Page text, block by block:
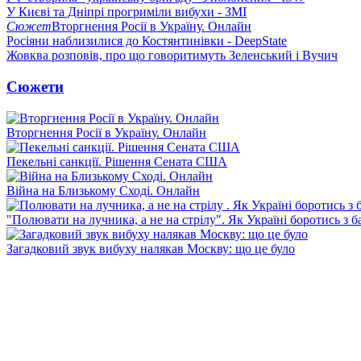
У Києві та Дніпрі прогриміли вибухи - ЗМІ
СюжетВторгнення Росії в Україну. Онлайн
Росіяни наблизилися до Костянтинівки - DeepState
Жовква розповів, про що говоритимуть Зеленський і Вучич
Сюжети
Вторгнення Росії в Україну. Онлайн
Пекельні санкції. Рішення Сената США
Війна на Близькому Сході. Онлайн
"Полювати на лучника, а не на стрілу". Як Україні боротись з
Загадковий звук вибуху налякав Москву: що це було